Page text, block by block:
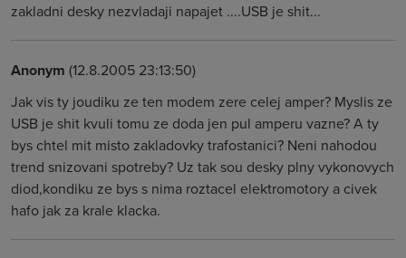
zakladni desky nezvladaji napajet ....USB je shit...
Anonym (12.8.2005 23:13:50)
Jak vis ty joudiku ze ten modem zere celej amper? Myslis ze
USB je shit kvuli tomu ze doda jen pul amperu vazne? A ty
bys chtel mit misto zakladovky trafostanici? Neni nahodou
trend snizovani spotreby? Uz tak sou desky plny vykonovych
diod,kondiku ze bys s nima roztacel elektromotory a civek
hafo jak za krale klacka.